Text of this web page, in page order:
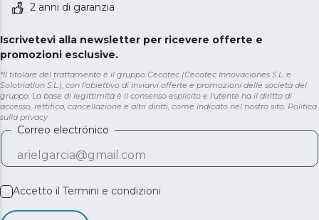
2 anni di garanzia
Iscrivetevi alla newsletter per ricevere offerte e
promozioni esclusive.
*Il titolare del trattamento è il gruppo Cecotec (Cecotec Innovaciones S.L. e
Solotriatlon S.L.), con l'obiettivo di inviarvi offerte e promozioni delle società del
gruppo. La base di legittimità è il consenso esplicito e l'utente ha il diritto di
accesso, rettifica, cancellazione e altri diritti, come indicato nel nostro sito. Politica
sulla privacy
Correo electrónico
Accetto il Termini e condizioni